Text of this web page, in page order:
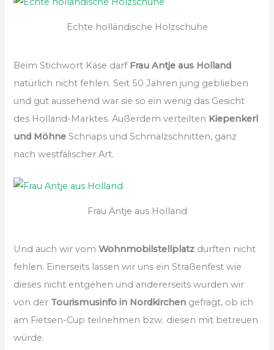
Echte holländische Holzschuhe
Beim Stichwort Käse darf Frau Antje aus Holland
natürlich nicht fehlen. Seit 50 Jahren jung geblieben
und gut aussehend war sie so ein wenig das Gesicht
des Holland-Marktes. Außerdem verteilten Kiepenkerl
und Möhne Schnaps und Schmalzschnitten, ganz
nach westfälischer Art.
Frau Antje aus Holland
Und auch wir vomWohnmobilstellplatz durften nicht
fehlen. Einerseits lassen wir uns ein Straßenfest wie
dieses nicht entgehen und andererseits wurden wir
von der Tourismusinfo in Nordkirchen gefragt, ob ich
am Fietsen-Cup teilnehmen bzw. diesen mit betreuen
würde.